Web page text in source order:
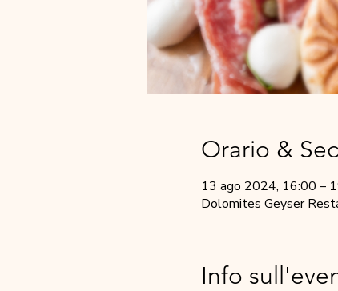
Orario &
13 ago 2024, 16:00 –
Dolomites Geyser
Info